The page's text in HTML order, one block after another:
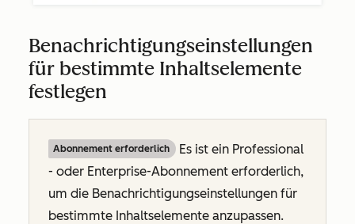
Benachrichtigungseinstellungen
für bestimmte Inhaltselemente
festlegen
Abonnement erforderlich Es ist ein Professional
- oder Enterprise-Abonnement erforderlich,
um die Benachrichtigungseinstellungen für
bestimmte Inhaltselemente anzupassen.